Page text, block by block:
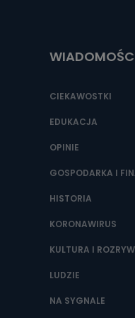
Jakie
źródeł
adres
Jak
CIEKAWOSTKI
EDUKACJA
OPINIE
GOSPODARKA I
HISTORIA
KORONAWIRUS
KULTURA I
LUDZIE
NA SYGNALE